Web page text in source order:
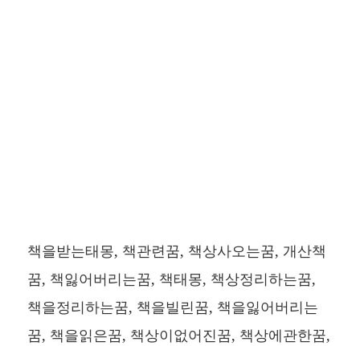
책을받는태몽, 책관련꿈, 책상사오는꿈, 개산책
꿈, 책잃어버리는꿈, 책태몽, 책상정리하는꿈,
책을정리하는꿈, 책을빌린꿈, 책을잃어버리는
꿈, 책을읽은꿈, 책상이없어진꿈, 책상에관한꿈,